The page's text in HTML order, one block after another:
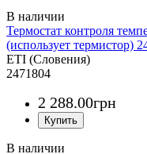
Термостат контроля
(использует термистор)
ETI (Словения)
2471804
2 288.00грн